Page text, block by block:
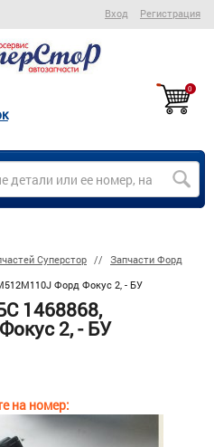
Вход Регистрация
0
Суперстор
Запчасти Форд
Форд Фокус 2, - БУ
1468868,
2, - БУ
на номер: